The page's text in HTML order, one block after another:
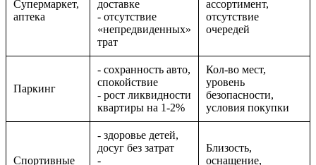
Супермаркет,
аптека
доставке
- отсутствие
«непредвиденных»
трат
ассортимент,
отсутствие
очередей
Паркинг
- сохранность авто,
спокойствие
- рост ликвидности
квартиры на 1-2%
Кол-во мест,
уровень
безопасности,
условия покупки
Спортивные
- здоровье детей,
досуг без затрат
-
Близость,
оснащение,